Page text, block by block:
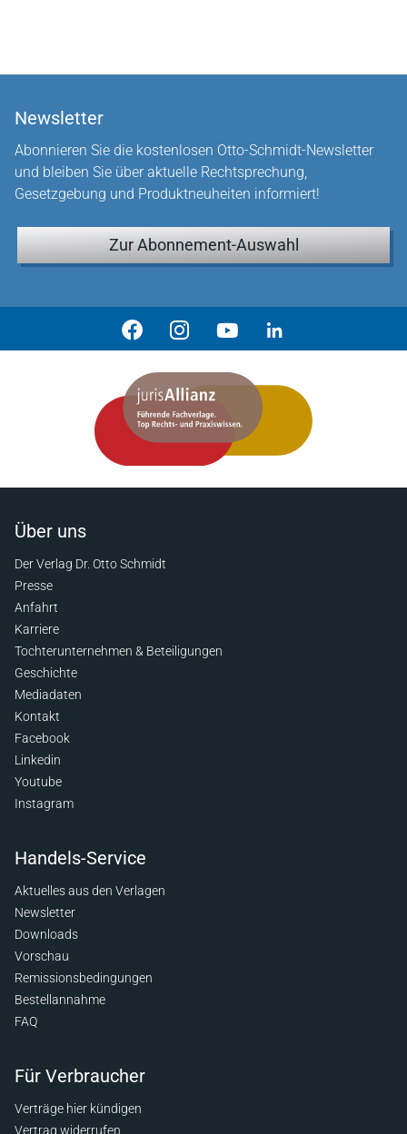
Newsletter
Abonnieren Sie die kostenlosen Otto-Schmidt-Newsletter
und bleiben Sie über aktuelle Rechtsprechung,
Gesetzgebung und Produktneuheiten informiert!
Zur Abonnement-Auswahl
Über uns
Der Verlag Dr. Otto Schmidt
Presse
Anfahrt
Karriere
Tochterunternehmen & Beteiligungen
Geschichte
Mediadaten
Kontakt
Facebook
Linkedin
Youtube
Instagram
Handels-Service
Aktuelles aus den Verlagen
Newsletter
Downloads
Vorschau
Remissionsbedingungen
Bestellannahme
FAQ
Für Verbraucher
Verträge hier kündigen
Vertrag widerrufen